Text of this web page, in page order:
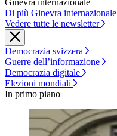
Ginevra internazionale
Di più Ginevra internazionale
Vedere tutte le newsletter
Democrazia svizzera
Guerre dell’informazione
Democrazia digitale
Elezioni mondiali
In primo piano